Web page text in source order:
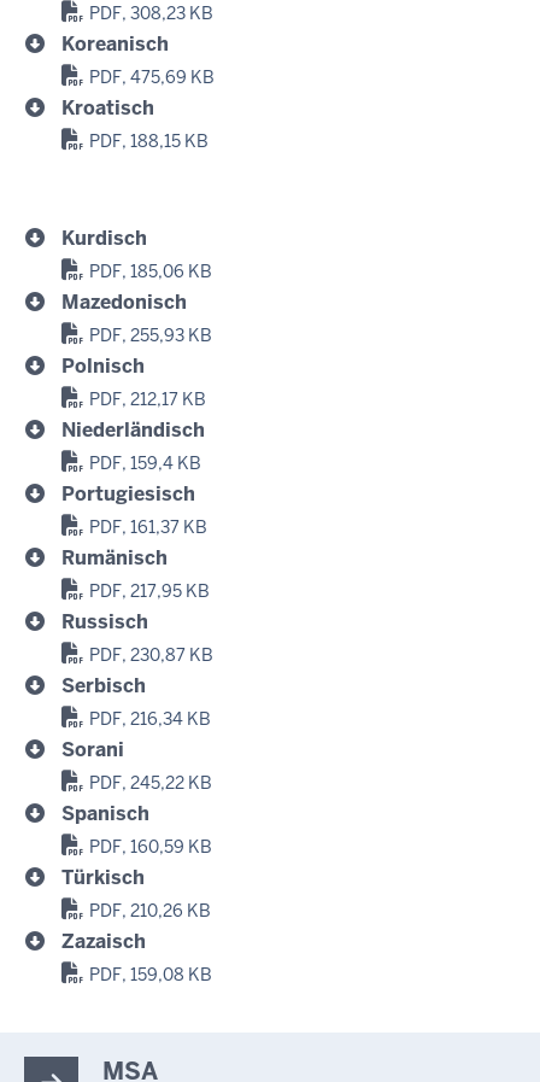
PDF, 308,23 KB
Koreanisch
PDF, 475,69 KB
Kroatisch
PDF, 188,15 KB
Kurdisch
PDF, 185,06 KB
Mazedonisch
PDF, 255,93 KB
Polnisch
PDF, 212,17 KB
Niederländisch
PDF, 159,4 KB
Portugiesisch
PDF, 161,37 KB
Rumänisch
PDF, 217,95 KB
Russisch
PDF, 230,87 KB
Serbisch
PDF, 216,34 KB
Sorani
PDF, 245,22 KB
Spanisch
PDF, 160,59 KB
Türkisch
PDF, 210,26 KB
Zazaisch
PDF, 159,08 KB
MSA